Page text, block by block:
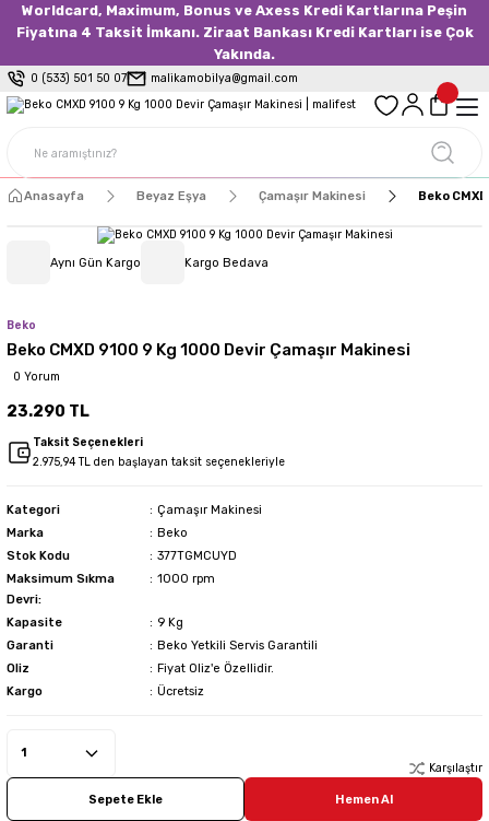
Worldcard, Maximum, Bonus ve Axess Kredi Kartlarına Peşin
Fiyatına 4 Taksit İmkanı. Ziraat Bankası Kredi Kartları ise Çok
Yakında.
0 (533) 501 50 07 malikamobilya@gmail.com
Anasayfa Beyaz Eşya Çamaşır Makinesi Beko
Aynı Gün Kargo Kargo Bedava
Beko
Beko CMXD 9100 9 Kg 1000 Devir Çamaşır Makinesi
0 Yorum
23.290 TL
Taksit Seçenekleri
2.975,94 TL den başlayan taksit seçenekleriyle
Kategori
Çamaşır Makinesi
Marka
Beko
Stok Kodu
377TGMCUYD
Maksimum Sıkma
Devri:
1000 rpm
Kapasite
9 Kg
Garanti
Beko Yetkili Servis Garantili
Oliz
Fiyat Oliz'e Özellidir.
Kargo
Ücretsiz
Karşılaştır
Sepete Ekle Hemen Al